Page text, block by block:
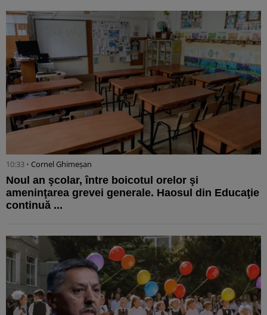
10:33 • Cornel Ghimeșan
Noul an şcolar, între boicotul orelor şi
ameninţarea grevei generale. Haosul din Educaţie
continuă ...